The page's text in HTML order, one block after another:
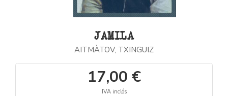
JAMILA
AITMÀTOV, TXINGUIZ
17,00 €
IVA inclós